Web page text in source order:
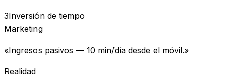
3Inversión de tiempo
Marketing
«Ingresos pasivos — 10 min/día desde el móvil.»
Realidad